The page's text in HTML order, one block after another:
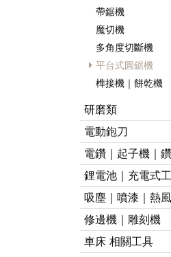
帶鋸機
魔切機
多角度切斷機
平台式圓鋸機
榫接機｜餅乾機
研磨類
電動鉋刀
電鑽｜起子機｜
鋰電池｜充電式
吸塵｜噴漆｜熱
修邊機｜雕刻機
車床 相關工具